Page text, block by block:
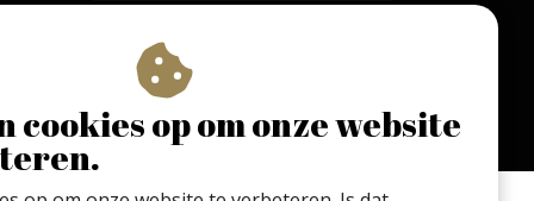
ABONNEER
cookies op om onze website